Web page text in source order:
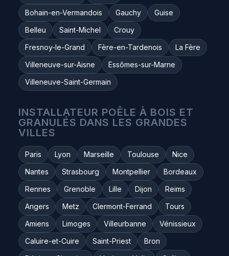
Bohain-en-Vermandois
Gauchy
Guise
Belleu
Saint-Michel
Crouy
Fresnoy-le-Grand
Fère-en-Tardenois
La Fère
Villeneuve-sur-Aisne
Essômes-sur-Marne
Villeneuve-Saint-Germain
INSTALLATEUR POÊLE À BOIS ET
GRANULÉS DANS LES GRANDES
VILLES
Paris Lyon Marseille Toulouse
Nice
Nantes
Strasbourg Montpellier
Bordeaux
Rennes
Grenoble Lille Dijon
Reims
Angers
Metz Clermont-Ferrand
Tours
Amiens
Limoges Villeurbanne
Vénissieux
Caluire-et-Cuire
Saint-Priest
Bron